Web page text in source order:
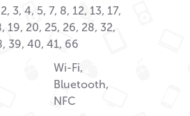
3, 4, 5, 7, 8, 12, 13, 17,
19, 20, 25, 26, 28, 32,
39, 40, 41, 66
Wi-Fi,
Bluetooth,
NFC